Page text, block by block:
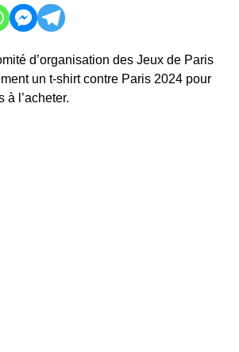
d’organisation des Jeux de Paris
un t-shirt contre Paris 2024 pour
à l’acheter.